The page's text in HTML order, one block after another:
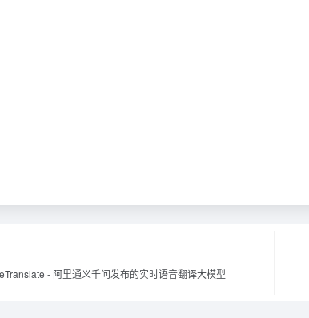
- 阿里通义千问发布的实时语音翻译大模型